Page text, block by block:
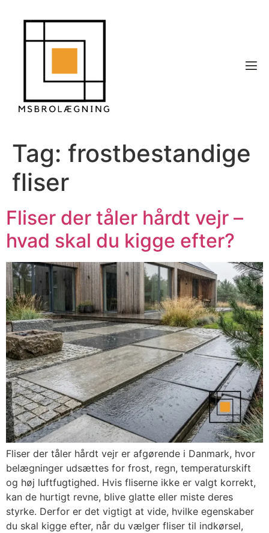
Tag: frostbestandige
fliser
Fliser der tåler hårdt vejr –
hvad skal du kigge efter?
Fliser der tåler hårdt vejr er afgørende i Danmark, hvor
belægninger udsættes for frost, regn, temperaturskift
og høj luftfugtighed. Hvis fliserne ikke er valgt korrekt,
kan de hurtigt revne, blive glatte eller miste deres
styrke. Derfor er det vigtigt at vide, hvilke egenskaber
du skal kigge efter, når du vælger fliser til indkørsel,